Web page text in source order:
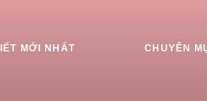
MỚI NHẤT CHUYÊN